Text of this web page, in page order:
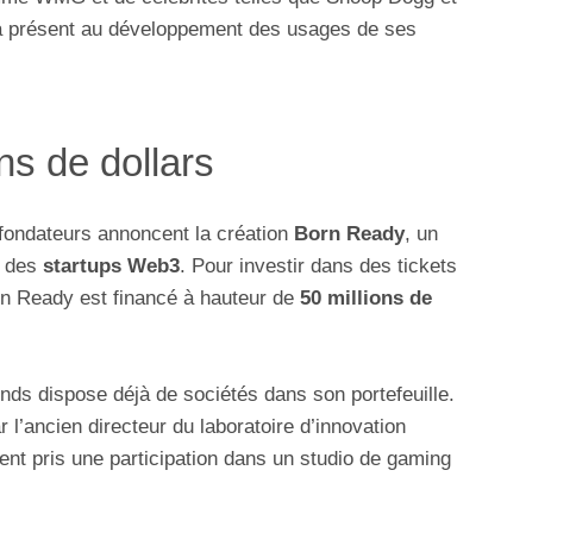
présent au développement des usages de ses
de dollars
annoncent la création Born Ready, un
startups Web3. Pour investir dans des tickets
Ready est financé à hauteur de 50 millions de
dispose déjà de sociétés dans son portefeuille.
l’ancien directeur du laboratoire d’innovation
pris une participation dans un studio de gaming